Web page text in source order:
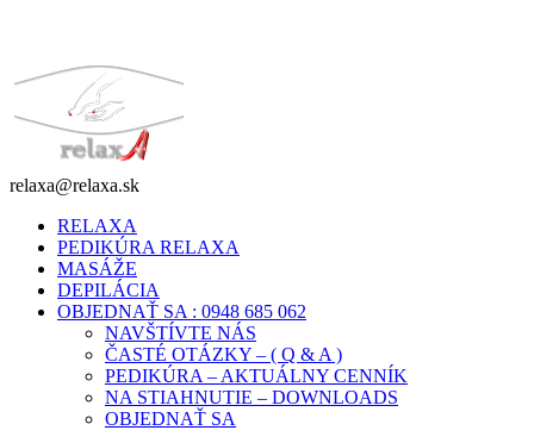
relaxa@relaxa.sk
RELAXA
PEDIKÚRA RELAXA
MASÁŽE
DEPILÁCIA
OBJEDNAŤ SA : 0948 685 062
NAVŠTÍVTE NÁS
ČASTÉ OTÁZKY – ( Q & A )
PEDIKÚRA – AKTUÁLNY CENNÍK
NA STIAHNUTIE – DOWNLOADS
OBJEDNAŤ SA